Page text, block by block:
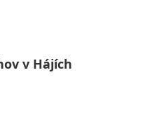
v Hájích